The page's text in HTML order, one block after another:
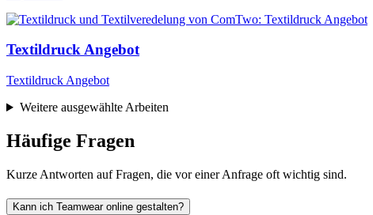
Textildruck Angebot
Textildruck Angebot
Weitere ausgewählte Arbeiten
Häufige Fragen
Kurze Antworten auf Fragen, die vor einer Anfrage oft wichtig sind.
Kann ich Teamwear online gestalten?